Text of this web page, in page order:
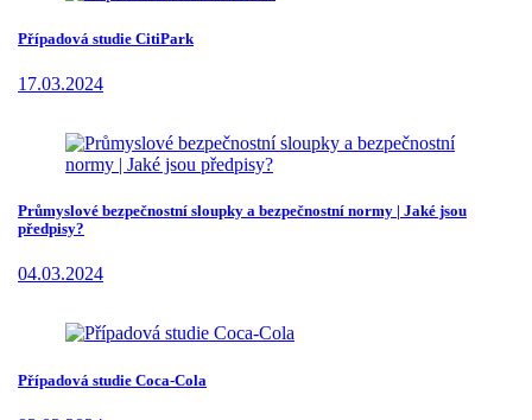
Případová studie CitiPark
17.03.2024
Průmyslové bezpečnostní sloupky a bezpečnostní normy | Jaké jsou
předpisy?
04.03.2024
Případová studie Coca-Cola